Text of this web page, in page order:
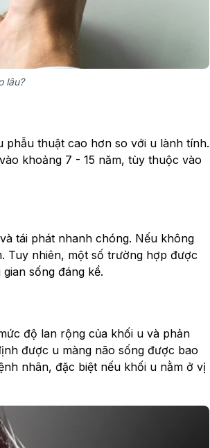
lâu?
phẫu thuật cao hơn so với u lành tính.
khoảng 7 - 15 năm, tùy thuộc vào
tái phát nhanh chóng. Nếu không
Tuy nhiên, một số trường hợp được
sống đáng kể.
độ lan rộng của khối u và phản
được u màng não sống được bao
nhân, đặc biệt nếu khối u nằm ở vị